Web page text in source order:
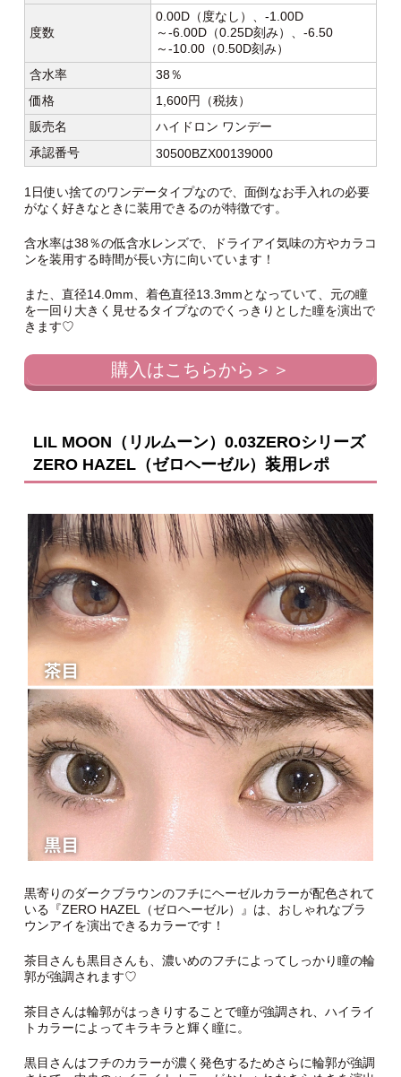
度数
0.00D（度なし）、-1.00D
～-6.00D（0.25D刻み）、-6.50
～-10.00（0.50D刻み）
含水率
38％
価格
1,600円（税抜）
販売名
ハイドロン ワンデー
承認番号
30500BZX00139000
1日使い捨てのワンデータイプなので、面倒なお手入れの必要
がなく好きなときに装用できるのが特徴です。
含水率は38％の低含水レンズで、ドライアイ気味の方やカラコ
ンを装用する時間が長い方に向いています！
また、直径14.0mm、着色直径13.3mmとなっていて、元の瞳
を一回り大きく見せるタイプなのでくっきりとした瞳を演出で
きます♡
購入はこちらから＞＞
LIL MOON（リルムーン）0.03ZEROシリーズ
ZERO HAZEL（ゼロヘーゼル）装用レポ
黒寄りのダークブラウンのフチにヘーゼルカラーが配色されて
いる『ZERO HAZEL（ゼロヘーゼル）』は、おしゃれなブラ
ウンアイを演出できるカラーです！
茶目さんも黒目さんも、濃いめのフチによってしっかり瞳の輪
郭が強調されます♡
茶目さんは輪郭がはっきりすることで瞳が強調され、ハイライ
トカラーによってキラキラと輝く瞳に。
黒目さんはフチのカラーが濃く発色するためさらに輪郭が強調